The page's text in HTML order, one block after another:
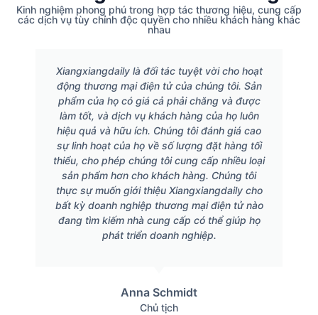
Kinh nghiệm phong phú trong hợp tác thương hiệu, cung cấp
các dịch vụ tùy chỉnh độc quyền cho nhiều khách hàng khác
nhau
Xiangxiangdaily là đối tác tuyệt vời cho hoạt
động thương mại điện tử của chúng tôi. Sản
phẩm của họ có giá cả phải chăng và được
làm tốt, và dịch vụ khách hàng của họ luôn
hiệu quả và hữu ích. Chúng tôi đánh giá cao
sự linh hoạt của họ về số lượng đặt hàng tối
thiểu, cho phép chúng tôi cung cấp nhiều loại
sản phẩm hơn cho khách hàng. Chúng tôi
thực sự muốn giới thiệu Xiangxiangdaily cho
bất kỳ doanh nghiệp thương mại điện tử nào
đang tìm kiếm nhà cung cấp có thể giúp họ
phát triển doanh nghiệp.
Anna Schmidt
Chủ tịch